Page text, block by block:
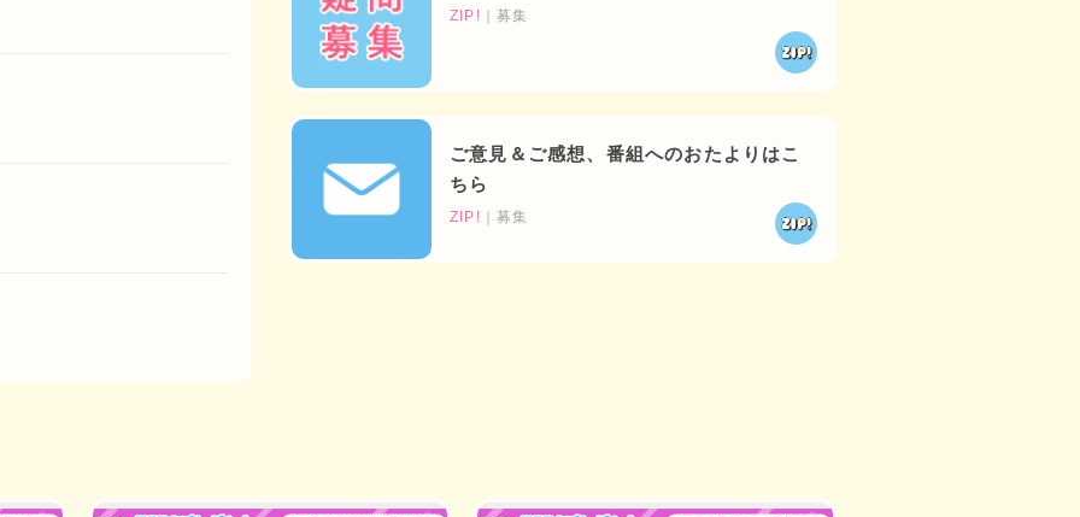
ZIP! ｜募集
ご意見＆ご感想、番組へのおたよりはこ
ちら
ZIP! ｜募集